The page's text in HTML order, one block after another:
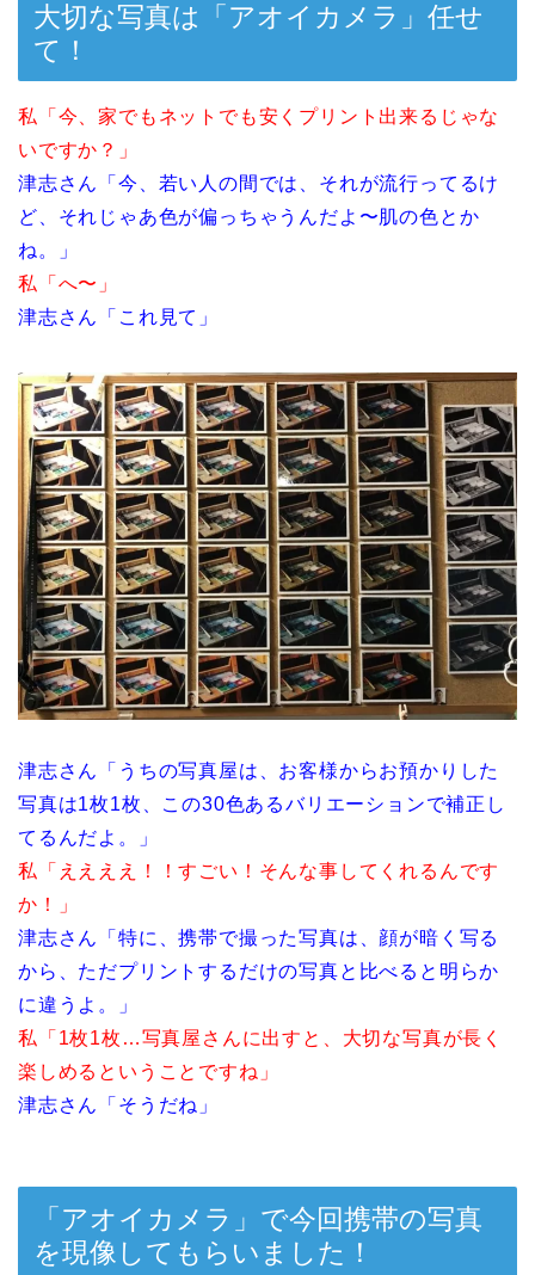
大切な写真は「アオイカメラ」任せ
て！
私「今、家でもネットでも安くプリント出来るじゃな
いですか？」
津志さん「今、若い人の間では、それが流行ってるけ
ど、それじゃあ色が偏っちゃうんだよ〜肌の色とか
ね。」
私「へ〜」
津志さん「これ見て」
津志さん「うちの写真屋は、お客様からお預かりした
写真は1枚1枚、この30色あるバリエーションで補正し
てるんだよ。」
私「ええええ！！すごい！そんな事してくれるんです
か！」
津志さん「特に、携帯で撮った写真は、顔が暗く写る
から、ただプリントするだけの写真と比べると明らか
に違うよ。」
私「1枚1枚…写真屋さんに出すと、大切な写真が長く
楽しめるということですね」
津志さん「そうだね」
「アオイカメラ」で今回携帯の写真
を現像してもらいました！